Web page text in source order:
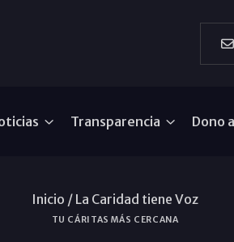
Transparencia Dono
Inicio / La Caridad tiene Voz
TU CÁRITAS MÁS CERCANA